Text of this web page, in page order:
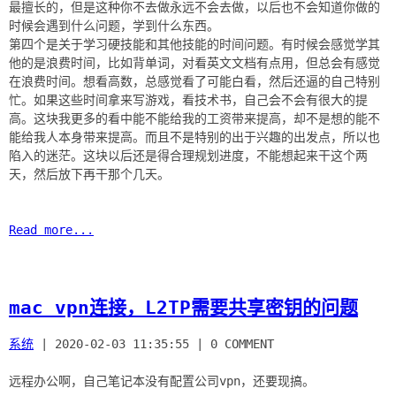
最擅长的，但是这种你不去做永远不会去做，以后也不会知道你做的
时候会遇到什么问题，学到什么东西。
第四个是关于学习硬技能和其他技能的时间问题。有时候会感觉学其
他的是浪费时间，比如背单词，对看英文文档有点用，但总会有感觉
在浪费时间。想看高数，总感觉看了可能白看，然后还逼的自己特别
忙。如果这些时间拿来写游戏，看技术书，自己会不会有很大的提
高。这块我更多的看中能不能给我的工资带来提高，却不是想的能不
能给我人本身带来提高。而且不是特别的出于兴趣的出发点，所以也
陷入的迷茫。这块以后还是得合理规划进度，不能想起来干这个两
天，然后放下再干那个几天。
Read more...
mac vpn连接，L2TP需要共享密钥的问题
系统 | 2020-02-03 11:35:55 | 0 COMMENT
远程办公啊，自己笔记本没有配置公司vpn，还要现搞。